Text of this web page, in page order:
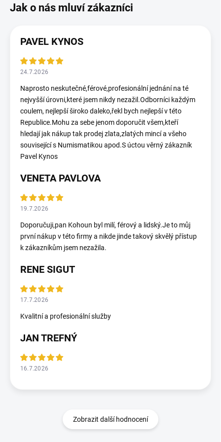
PAVEL KYNOS
24.7.2026
Naprosto neskutečné,férové,profesionální jednání na té
nejvyšší úrovni,které jsem nikdy nezažil.Odborníci každým
coulem, nejlepší široko daleko,řekl bych nejlepší v této
Republice.Mohu za sebe jenom doporučit všem,kteří
hledají jak nákup tak prodej zlata,zlatých mincí a všeho
související s Numismatikou apod.S úctou věrný zákazník
Pavel Kynos
VENETA PAVLOVA
19.7.2026
Doporučuji,pan Kohoun byl milí, férový a lidský.Je to můj
první nákup v této firmy a nikde jinde takový skvělý přístup
k zákazníkům jsem nezažila.
RENE SIGUT
17.7.2026
Kvalitní a profesionální služby
JAN TREFNÝ
16.7.2026
Zobrazit další hodnocení